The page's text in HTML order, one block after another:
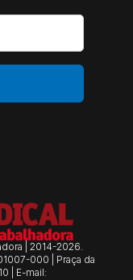
| 2014-2026.
000 | Praça da
| E-mail: